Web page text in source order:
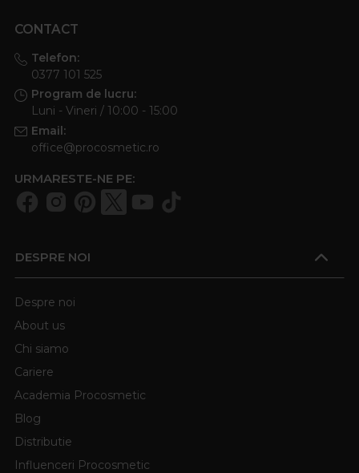
CONTACT
Telefon:
0377 101 525
Program de lucru:
Luni - Vineri / 10:00 - 15:00
Email:
office@procosmetic.ro
URMARESTE-NE PE:
DESPRE NOI
Despre noi
About us
Chi siamo
Cariere
Academia Procosmetic
Blog
Distributie
Influenceri Procosmetic